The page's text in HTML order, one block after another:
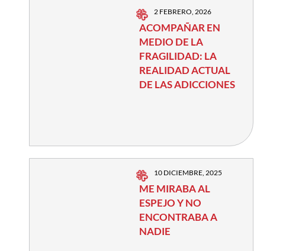
2 FEBRERO, 2026
ACOMPAÑAR EN
MEDIO DE LA
FRAGILIDAD: LA
REALIDAD ACTUAL
DE LAS ADICCIONES
10 DICIEMBRE, 2025
ME MIRABA AL
ESPEJO Y NO
ENCONTRABA A
NADIE